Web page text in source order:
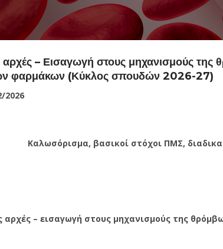
– Εισαγωγή στους μηχανισμούς
φαρμάκων (Κύκλος σπουδών 2026-27)
2026
Καλωσόρισμα, βασικοί στόχοι ΠΜΣ,
– εισαγωγή στους μηχανισμούς της